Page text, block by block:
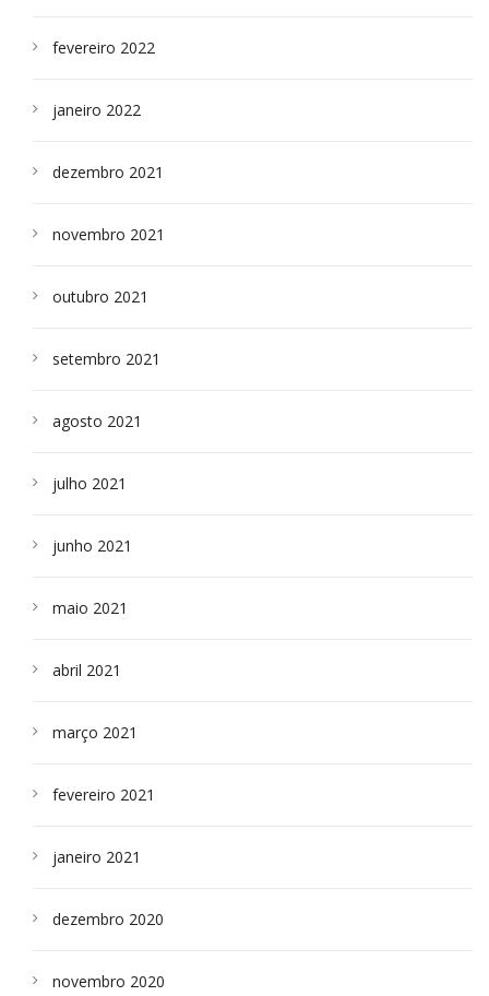
fevereiro 2022
janeiro 2022
dezembro 2021
novembro 2021
outubro 2021
setembro 2021
agosto 2021
julho 2021
junho 2021
maio 2021
abril 2021
março 2021
fevereiro 2021
janeiro 2021
dezembro 2020
novembro 2020